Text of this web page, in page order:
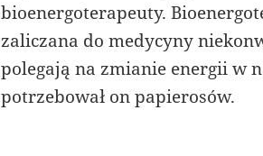
bioenergoterapeuty.
zaliczana do medycyny
polegają na zmianie energii w
potrzebował on papierosów.